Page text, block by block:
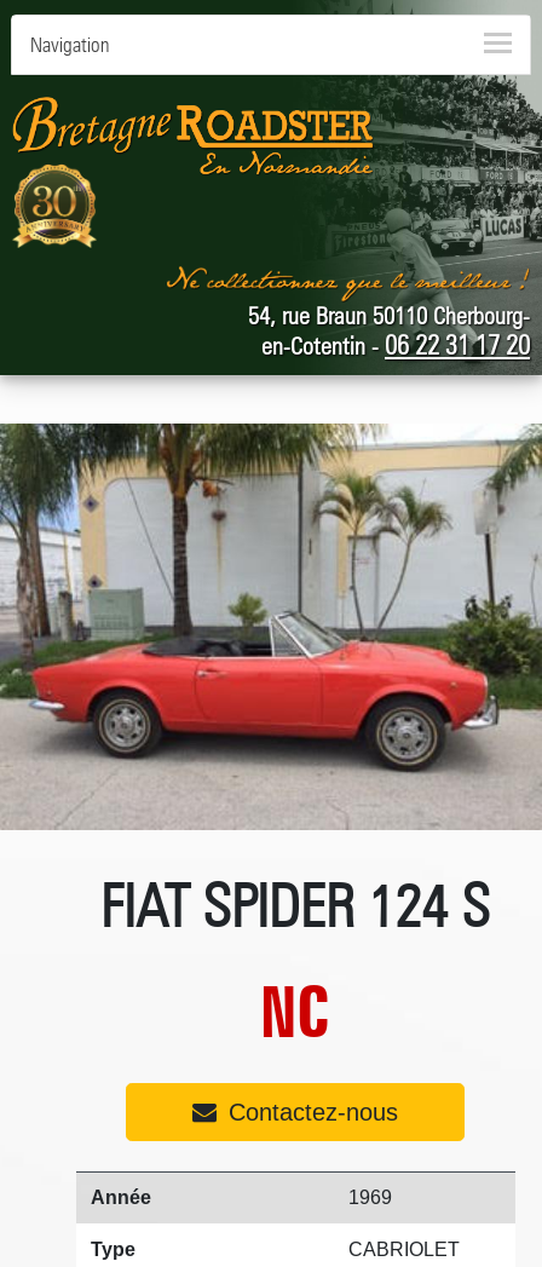
Navigation
54, rue Braun 50110 Cherbourg-
en-Cotentin - 06 22 31 17 20
FIAT SPIDER 124 S
NC
Contactez-nous
Année 1969
Type CABRIOLET